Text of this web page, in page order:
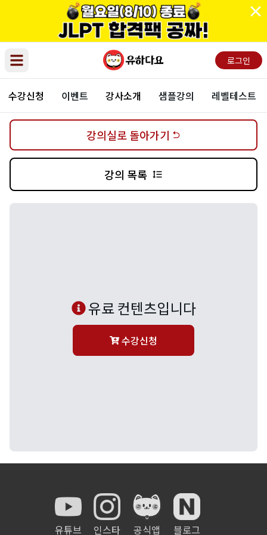
Open main menu 로그인
수강신청 이벤트 강사소개 샘플강의 레벨테스트
강의실로 돌아가기
강의 목록
유료 컨텐츠입니다
수강신청
유튜브 인스타 공식앱 블로그